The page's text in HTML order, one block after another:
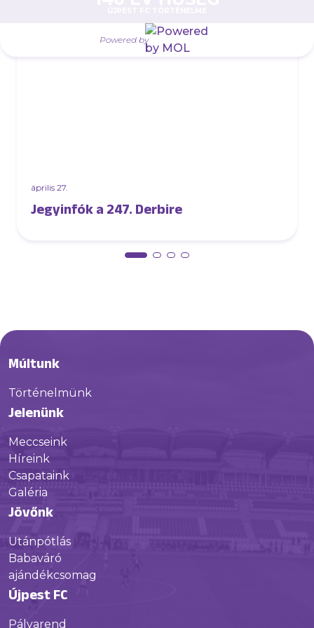
Powered by
április 27.
Jegyinfók a 247. Derbire
Múltunk
Történelmünk
Jelenünk
Meccseink
Híreink
Csapataink
Galéria
Jövőnk
Utánpótlás
Babaváró
ajándékcsomag
Újpest FC
Pályarend